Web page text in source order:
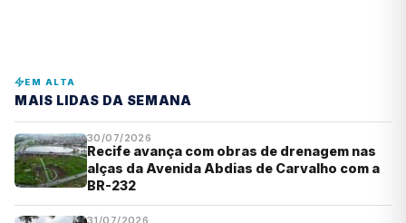
EM ALTA
MAIS LIDAS DA SEMANA
30/07/2026
Recife avança com obras de drenagem nas
alças da Avenida Abdias de Carvalho com a
BR-232
31/07/2026